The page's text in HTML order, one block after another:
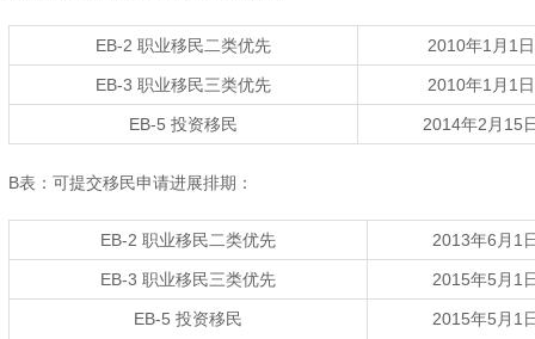
EB-2 职业移民二类优先 2010年1月1日
EB-3 职业移民三类优先 2010年1月1日
EB-5 投资移民 2014年2月15
B表：可提交移民申请进展排期：
EB-2 职业移民二类优先 2013年6月1
EB-3 职业移民三类优先 2015年5月1
EB-5 投资移民 2015年5月1